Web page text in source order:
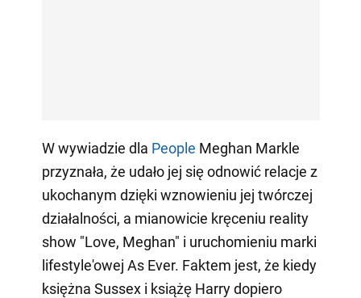
W wywiadzie dla People Meghan Markle
przyznała, że udało jej się odnowić relacje z
ukochanym dzięki wznowieniu jej twórczej
działalności, a mianowicie kręceniu reality
show "Love, Meghan" i uruchomieniu marki
lifestyle'owej As Ever. Faktem jest, że kiedy
księżna Sussex i książę Harry dopiero